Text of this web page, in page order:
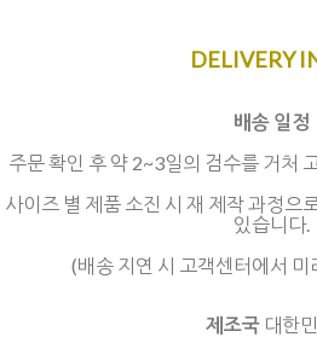
DELIVERY
배송 일정
주문 확인 후 약 2~3일의 검수를 거처
사이즈 별 제품 소진 시 재 제작 과정으
있습니다.
(배송 지연 시 고객센터에서 미
제조국 대한